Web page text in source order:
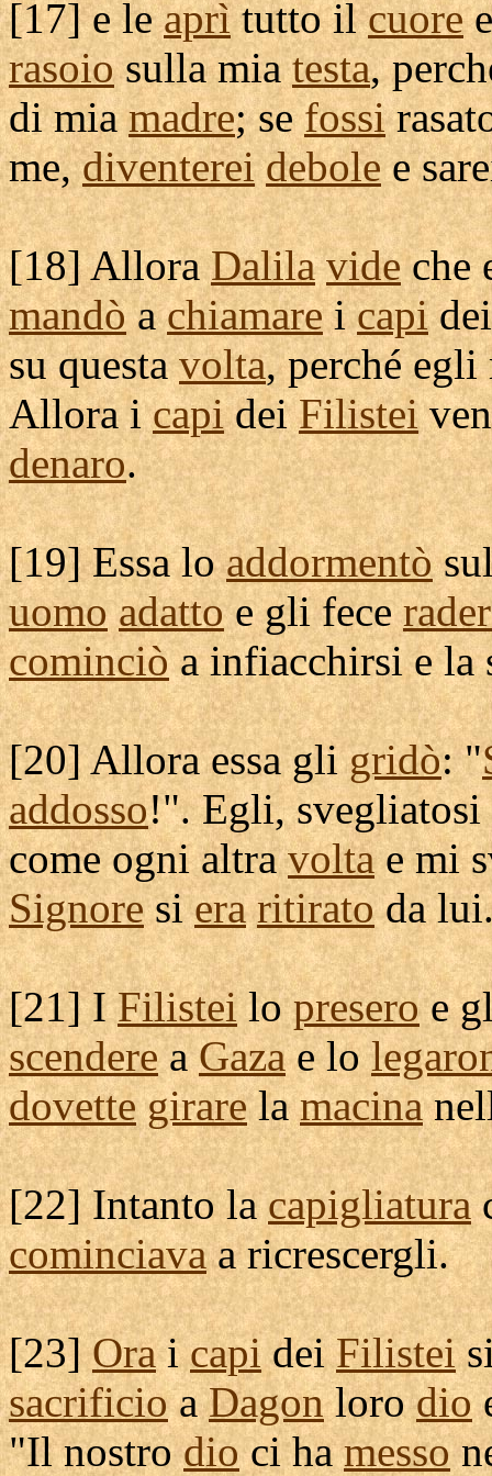
[17] e leaprìtutto ilcuore
rasoiosulla miatesta,
di miamadre; sefossi
me,diventerei debolee
[18] AlloraDalila videche
mandòachiamareicapi
su questavolta, perché
Allora icapideiFilistei
denaro.
[19] Essa loaddormentò
uomo adattoe gli fece
cominciòainfiacchirsie la
[20] Allora essa gligridò: "
addosso!". Egli,svegliatosi
come ogni altravoltae mi
Signoresiera ritiratoda
[21] IFilisteilopreseroe
scendereaGazae lo
dovette girarelamacina
[22] Intanto lacapigliatura
cominciavaaricrescergli.
[23]OraicapideiFilistei
sacrificioaDagonlorodio
"Il nostrodioci hamesso